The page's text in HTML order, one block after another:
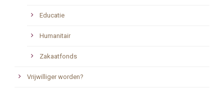
Educatie
Humanitair
Zakaatfonds
Vrijwilliger worden?